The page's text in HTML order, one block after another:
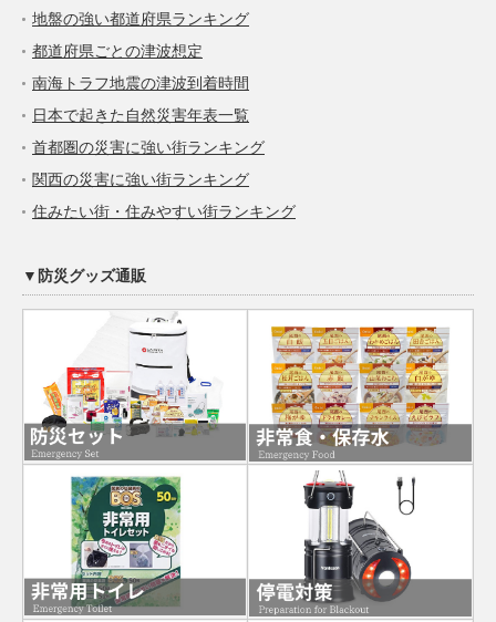
地盤の強い都道府県ランキング
都道府県ごとの津波想定
南海トラフ地震の津波到着時間
日本で起きた自然災害年表一覧
首都圏の災害に強い街ランキング
関西の災害に強い街ランキング
住みたい街・住みやすい街ランキング
▼防災グッズ通販